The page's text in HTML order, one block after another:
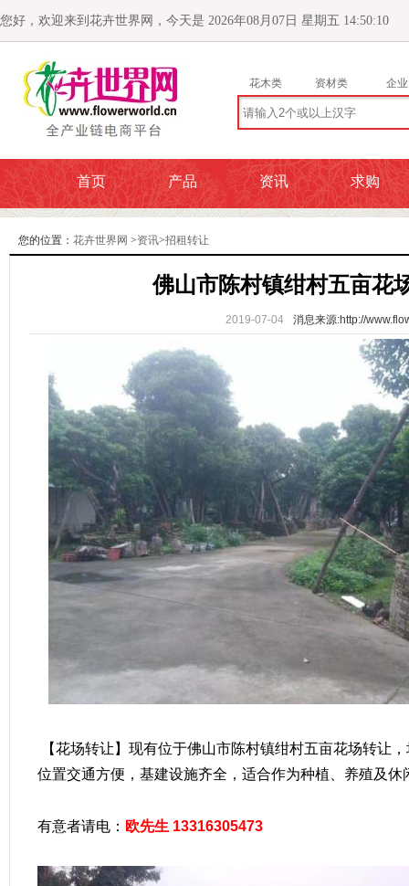
您好，欢迎来到花卉世界网，今天是 2026年08月07日 星期五 14:50:11
花木类 资材类 企业
首页 产品 资讯 求购
您的位置： 花卉世界网 >资讯>招租转让
佛山市陈村镇绀村五亩花
2019-07-04 消息来源:http://
【花场转让】现有位于佛山市陈村镇绀村五亩花场转让
位置交通方便，基建设施齐全，适合作为种植、养殖及休
有意者请电： 欧先生 13316305473